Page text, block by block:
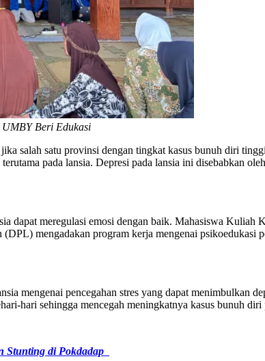
Beri Edukasi
salah satu provinsi dengan tingkat kasus bunuh diri
pada lansia. Depresi pada lansia ini disebabkan
dapat meregulasi emosi dengan baik. Mahasiswa
mengadakan program kerja mengenai psikoedukasi
mengenai pencegahan stres yang dapat menimbulkan
hari sehingga mencegah meningkatnya kasus bunuh
Stunting di Pokdadap